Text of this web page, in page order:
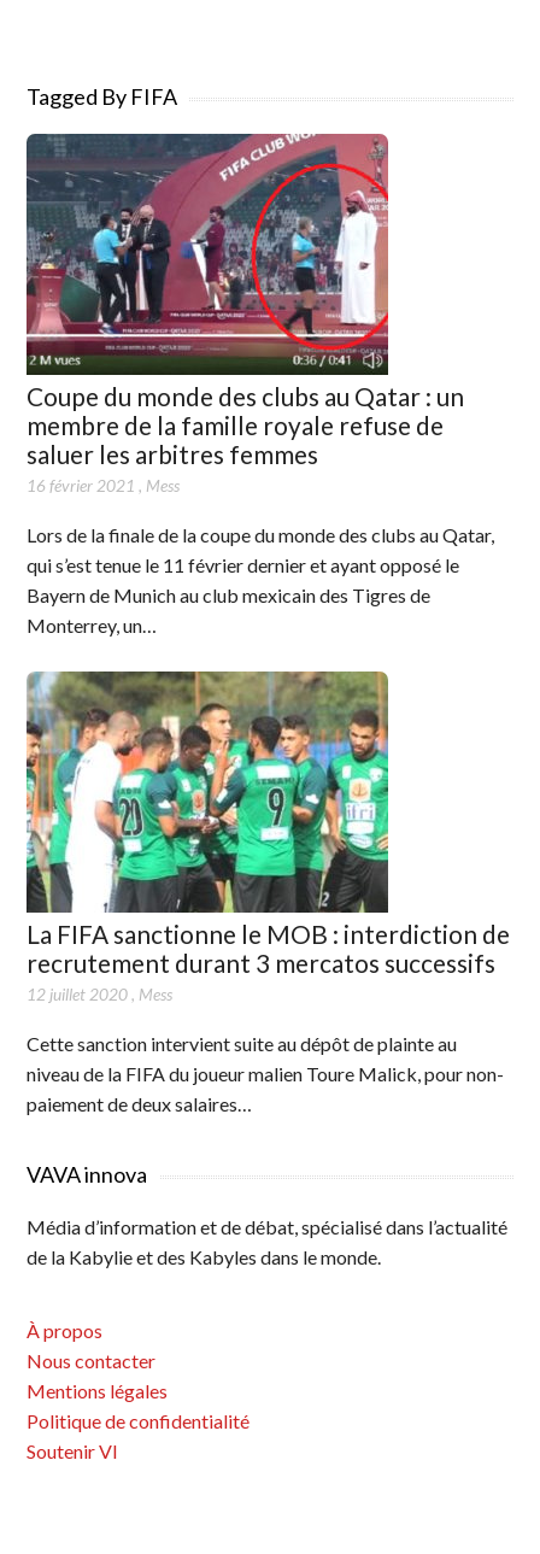
Tagged By FIFA
Coupe du monde des clubs au Qatar : un
membre de la famille royale refuse de
saluer les arbitres femmes
16 février 2021 , Mess
Lors de la finale de la coupe du monde des clubs au Qatar,
qui s’est tenue le 11 février dernier et ayant opposé le
Bayern de Munich au club mexicain des Tigres de
Monterrey, un…
La FIFA sanctionne le MOB : interdiction de
recrutement durant 3 mercatos successifs
12 juillet 2020, Mess
Cette sanction intervient suite au dépôt de plainte au
niveau de la FIFA du joueur malien Toure Malick, pour non-
paiement de deux salaires…
VAVA innova
Média d’information et de débat, spécialisé dans l’actualité
de la Kabylie et des Kabyles dans le monde.
À propos
Nous contacter
Mentions légales
Politique de confidentialité
Soutenir VI